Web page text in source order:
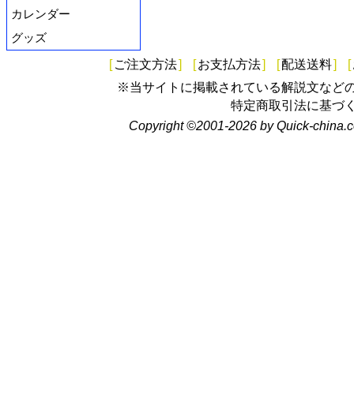
カレンダー
グッズ
[ ご注文方法] [お支払方法] [配送送料] [
※当サイトに掲載されている解説文など
特定商取引法に基づ
Copyright ©2001-2026 by Quick-